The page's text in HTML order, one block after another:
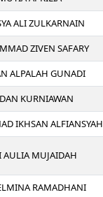
ALI ZULKARNAIN
ZIVEN SAFARY
ALPALAH GUNADI
KURNIAWAN
IKHSAN ALFIANSYAH
AULIA MUJAIDAH
RAMADHANI